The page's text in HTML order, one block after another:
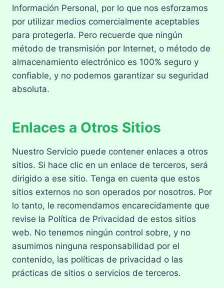
Información Personal, por lo que nos esforzamos
por utilizar medios comercialmente aceptables
para protegerla. Pero recuerde que ningún
método de transmisión por Internet, o método de
almacenamiento electrónico es 100% seguro y
confiable, y no podemos garantizar su seguridad
absoluta.
Enlaces a Otros Sitios
Nuestro Servicio puede contener enlaces a otros
sitios. Si hace clic en un enlace de terceros, será
dirigido a ese sitio. Tenga en cuenta que estos
sitios externos no son operados por nosotros. Por
lo tanto, le recomendamos encarecidamente que
revise la Política de Privacidad de estos sitios
web. No tenemos ningún control sobre, y no
asumimos ninguna responsabilidad por el
contenido, las políticas de privacidad o las
prácticas de sitios o servicios de terceros.